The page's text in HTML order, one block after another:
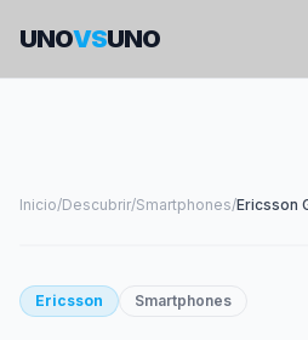
UNOVSUNO
Inicio/Descubrir/Smartphones/Ericsson
smartphone
Ericsson Smartphones